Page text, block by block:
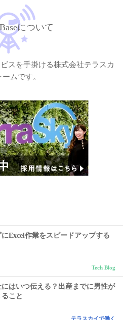
について
スを手掛ける株式会社テラスカ
ムです。
Excel作業をスピードアップする
Tech Blog
はいつ伝える？出産までに男性が
こと